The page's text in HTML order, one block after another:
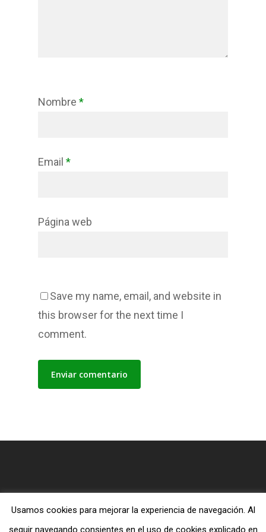
Nombre *
Email *
Página web
Save my name, email, and website in
this browser for the next time I
comment.
Usamos cookies para mejorar la experiencia de navegación. Al
seguir navegando consientes en el uso de cookies explicado en